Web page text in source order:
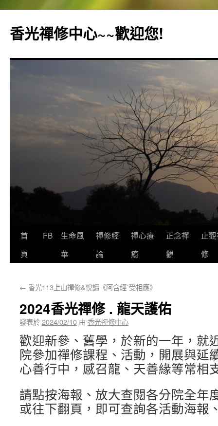
香光禪修中心~~歡迎您!
首
頁
FB
生命風
華
禪修經
論
禪心療
癒
正念禪
觀
止
修
← 香光113上山禪修&悅讀《阿含經˙受相應》
2024香光禪修 . 龍天護佑
發表於2024/02/10 由 香光禪修中心
歡迎新參、舊學，於新的一年，就
院參加禪修課程、活動，開展與延
心善行中，感召龍、天善緣等常相
請點按海報、放大查閱各分院全年
或往下翻頁，即可查詢各活動海報